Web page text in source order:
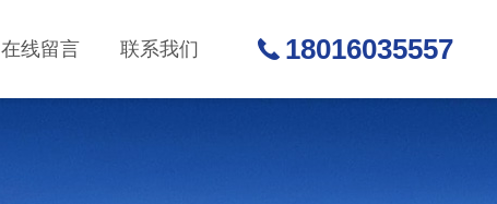
在线留言 联系我们 18016035557